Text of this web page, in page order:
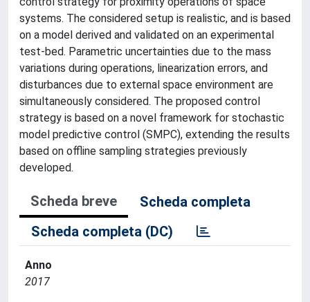
systems. The considered setup is realistic, and is based
on a model derived and validated on an experimental
test-bed. Parametric uncertainties due to the mass
variations during operations, linearization errors, and
disturbances due to external space environment are
simultaneously considered. The proposed control
strategy is based on a novel framework for stochastic
model predictive control (SMPC), extending the results
based on offline sampling strategies previously
developed.
Scheda breve
Scheda completa
Scheda completa (DC)
Anno
2017